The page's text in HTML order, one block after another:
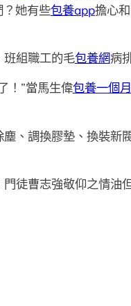
？她有些包養app擔心
班組職工的毛包養網病
！”當馬生偉包養一個
、調換膠墊、換裝新
徒曹志強敬仰之情油